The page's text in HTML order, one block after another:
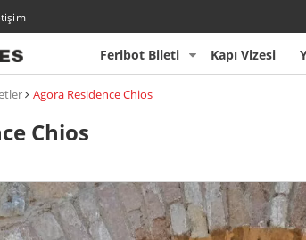
Feribot Bileti Kapı Vizesi
Agora Residence Chios
Chios